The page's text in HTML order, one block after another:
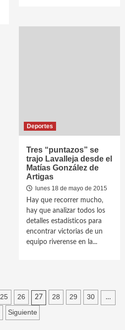
Deportes
Tres “puntazos” se
trajo Lavalleja desde el
Matías González de
Artigas
lunes 18 de mayo de 2015
Hay que recorrer mucho,
hay que analizar todos los
detalles estadísticos para
encontrar victorias de un
equipo riverense en la...
25 26 27 28 29 30 …
Siguiente